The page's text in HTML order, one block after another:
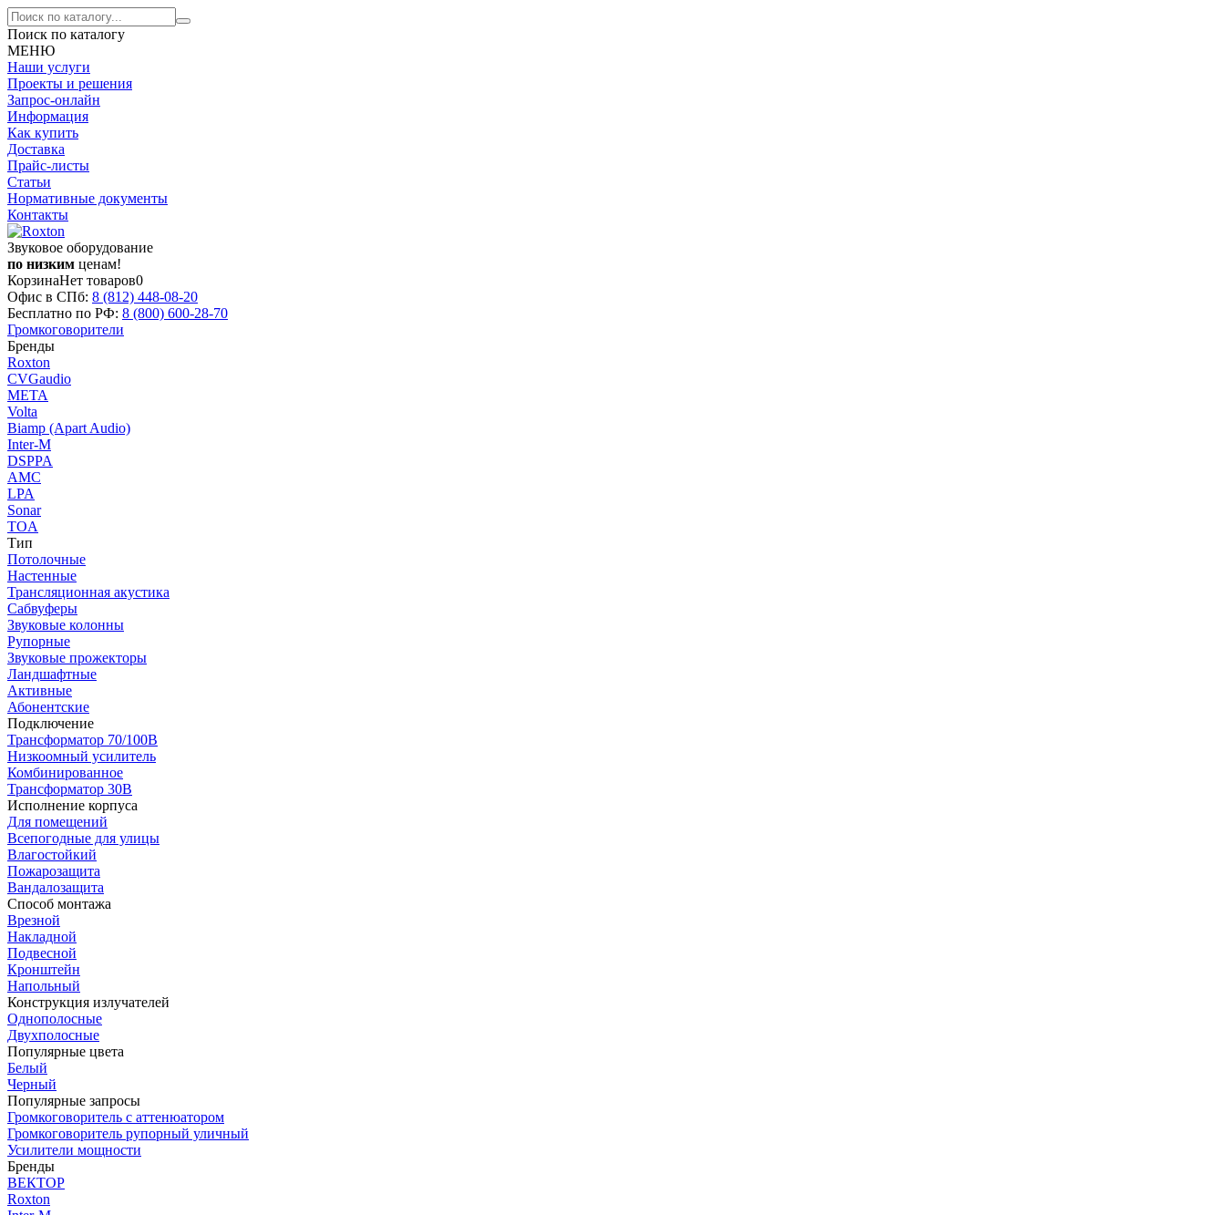
Поиск по каталогу
МЕНЮ
Наши услуги
Проекты и решения
Запрос-онлайн
Информация
Как купить
Доставка
Прайс-листы
Статьи
Нормативные документы
Контакты
Звуковое оборудование
по низким ценам!
КорзинаНет товаров0
Офис в СПб: 8 (812) 448-08-20
Бесплатно по РФ: 8 (800) 600-28-70
Громкоговорители
Бренды
Roxton
CVGaudio
МЕТА
Volta
Biamp (Apart Audio)
Inter-M
DSPPA
AMC
LPA
Sonar
TOA
Тип
Потолочные
Настенные
Трансляционная акустика
Сабвуферы
Звуковые колонны
Рупорные
Звуковые прожекторы
Ландшафтные
Активные
Абонентские
Подключение
Трансформатор 70/100В
Низкоомный усилитель
Комбинированное
Трансформатор 30В
Исполнение корпуса
Для помещений
Всепогодные для улицы
Влагостойкий
Пожарозащита
Вандалозащита
Способ монтажа
Врезной
Накладной
Подвесной
Кронштейн
Напольный
Конструкция излучателей
Однополосные
Двухполосные
Популярные цвета
Белый
Черный
Популярные запросы
Громкоговоритель с аттенюатором
Громкоговоритель рупорный уличный
Усилители мощности
Бренды
ВЕКТОР
Roxton